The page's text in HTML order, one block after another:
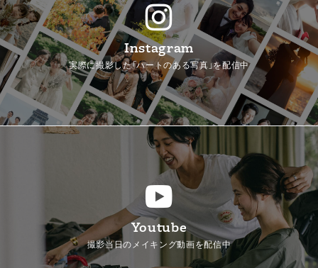
Instagram
実際に撮影した「ハートのある写真」を配信中
Youtube
撮影当日のメイキング動画を配信中